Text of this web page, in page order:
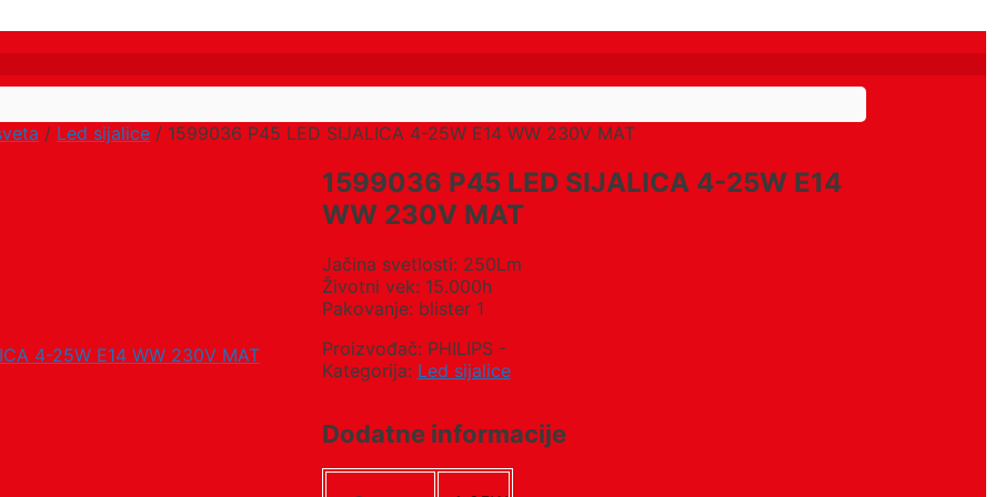
/ Led sijalice / 1599036 P45 LED SIJALICA 4-25W E14 WW 230V MAT
1599036 P45 LED SIJALICA 4-25W E14
WW 230V MAT
Jačina svetlosti: 250Lm
Životni vek: 15.000h
Pakovanje: blister 1
Proizvođač: PHILIPS -
Kategorija: Led sijalice
Dodatne informacije